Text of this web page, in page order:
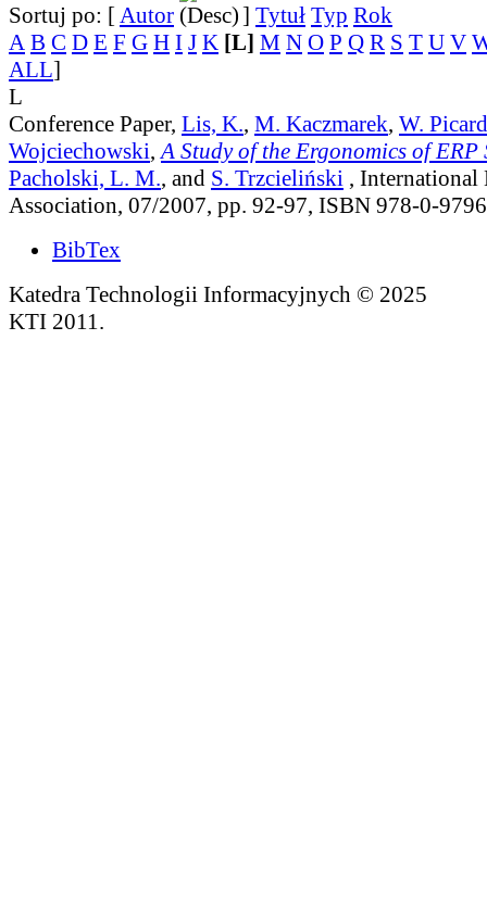
Sortuj po: [ Autor ] Tytuł Typ Rok
A B C D E F G H I J K [L] M N O P Q R S T U V
ALL]
L
Conference Paper, Lis, K., M. Kaczmarek, W. Picard
Wojciechowski, A Study of the Ergonomics of ERP
Pacholski, L. M., and S. Trzcieliński , International
Association, 07/2007, pp. 92-97, ISBN 978-0-
BibTex
Katedra Technologii Informacyjnych © 2025
KTI 2011.